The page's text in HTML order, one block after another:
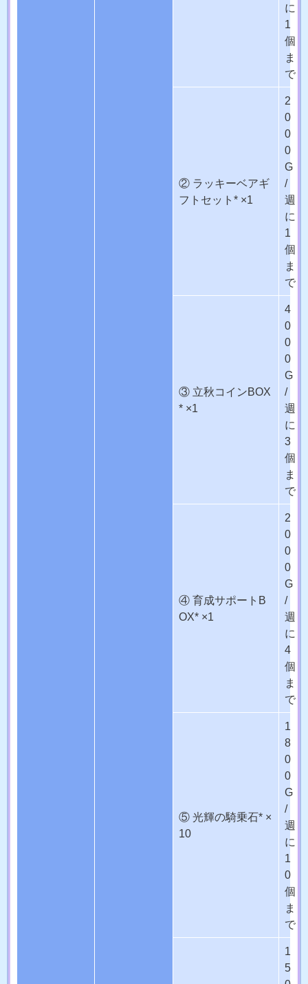
に
1
個
ま
で
② ラッキーベアギ
フトセット* ×1
2
0
0
0
G
/
週
に
1
個
ま
で
③ 立秋コインBOX
* ×1
4
0
0
0
G
/
週
に
3
個
ま
で
④ 育成サポートB
OX* ×1
2
0
0
0
G
/
週
に
4
個
ま
で
⑤ 光輝の騎乗石* ×
10
1
8
0
0
G
/
週
に
1
0
個
ま
で
1
5